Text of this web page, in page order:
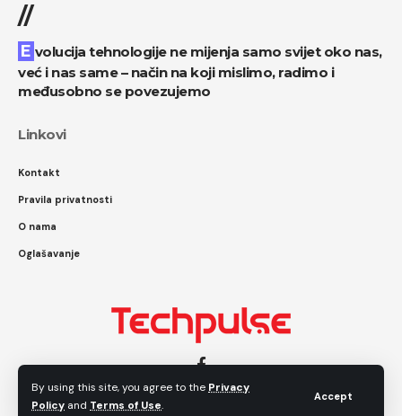
By using this site, you agree to the Privacy
Policy and Terms of Use.
Accept
//
Evolucija tehnologije ne mijenja samo svijet oko nas,
već i nas same – način na koji mislimo, radimo i
međusobno se povezujemo
Linkovi
Kontakt
Pravila privatnosti
O nama
Oglašavanje